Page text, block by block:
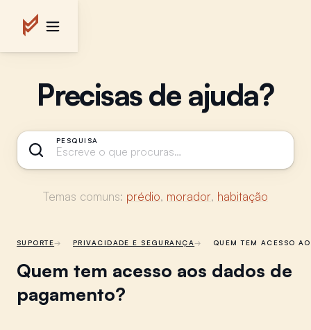
Precisas de ajuda?
PESQUISA
Temas comuns: prédio, morador, habitação
SUPORTE PRIVACIDADE E SEGURANÇA QUEM TEM ACESSO
Quem tem acesso aos dados de
pagamento?